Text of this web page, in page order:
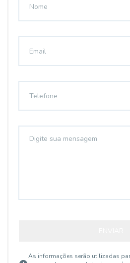
As informações serão utilizadas